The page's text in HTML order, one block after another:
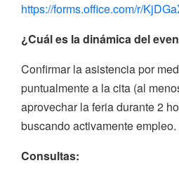
https://forms.office.com/r/
¿Cuál es la dinámica del
Confirmar la asistencia por
puntualmente a la cita (al
aprovechar la feria durante 2
buscando activamente empleo.
Consultas: